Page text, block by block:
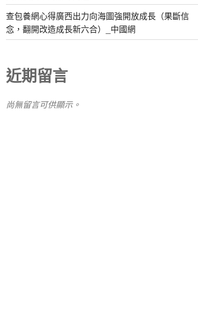
查包養網心得廣西出力向海圖強開放成長（果斷信
念，翻開改造成長新六合）_中國網
近期留言
尚無留言可供顯示。